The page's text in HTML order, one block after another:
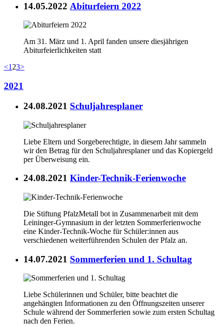
14.05.2022 Abiturfeiern 2022
Am 31. März und 1. April fanden unsere diesjährigen
Abiturfeierlichkeiten statt
<1 23>
2021
24.08.2021 Schuljahresplaner
Liebe Eltern und Sorgeberechtigte, in diesem Jahr sammeln
wir den Betrag für den Schuljahresplaner und das Kopiergeld
per Überweisung ein.
24.08.2021 Kinder-Technik-Ferienwoche
Die Stiftung PfalzMetall bot in Zusammenarbeit mit dem
Leininger-Gymnasium in der letzten Sommerferienwoche
eine Kinder-Technik-Woche für Schüler:innen aus
verschiedenen weiterführenden Schulen der Pfalz an.
14.07.2021 Sommerferien und 1. Schultag
Liebe Schülerinnen und Schüler, bitte beachtet die
angehängten Informationen zu den Öffnungszeiten unserer
Schule während der Sommerferien sowie zum ersten Schultag
nach den Ferien.